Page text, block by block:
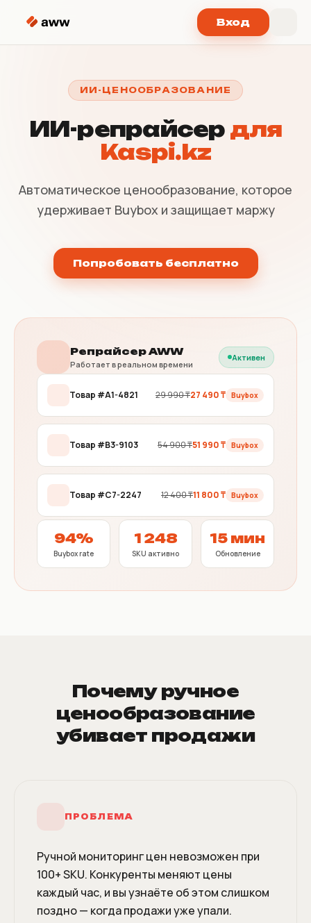
Вход
ИИ-ЦЕНООБРАЗОВАНИЕ
ИИ-репрайсер для
Kaspi.kz
Автоматическое ценообразование, которое
удерживает Buybox и защищает маржу
Попробовать бесплатно
Репрайсер AWW
Работает в реальном времени
Активен
Товар #A1-4821 29 990 ₸27 490 ₸ Buybox
Товар #B3-9103 54 900 ₸51 990 ₸ Buybox
Товар #C7-2247 12 400 ₸11 800 ₸ Buybox
94%
Buybox rate
1 248
SKU активно
15 мин
Обновление
Почему ручное
ценообразование
убивает продажи
ПРОБЛЕМА
Ручной мониторинг цен невозможен при
100+ SKU. Конкуренты меняют цены
каждый час, и вы узнаёте об этом слишком
поздно — когда продажи уже упали.